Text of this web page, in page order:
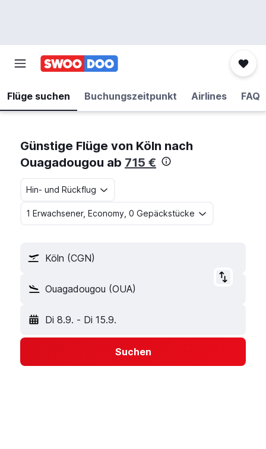
Flüge suchen Buchungszeitpunkt Airlines FAQ
Günstige Flüge von Köln nach
Ouagadougou ab 715 €
Hin- und Rückflug
1 Erwachsener, Economy, 0 Gepäckstücke
Köln (CGN)
Ouagadougou (OUA)
Di 8.9. - Di 15.9.
Suchen